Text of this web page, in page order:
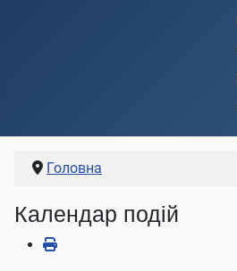
Головна
Календар подій